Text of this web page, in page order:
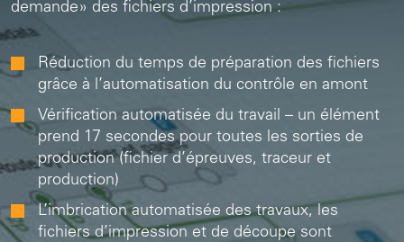
demande» des fichiers d’impression :
Réduction du temps de préparation des fichiers
grâce à l’automatisation du contrôle en amont
Vérification automatisée du travail – un élément
prend 17 secondes pour toutes les sorties de
production (fichier d’épreuves, traceur et
production)
L’imbrication automatisée des travaux, les
fichiers d’impression et de découpe sont